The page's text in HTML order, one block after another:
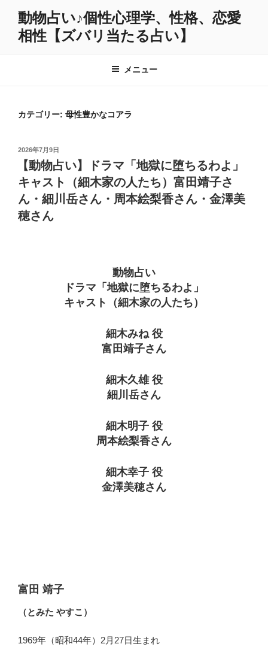
動物占い♪個性心理学、性格、恋愛
相性【ズバリ当たる占い】
メニュー
カテゴリー: 母性豊かなコアラ
投
日:
2026年7月9日
【動物占い】ドラマ「地獄に堕ちるわよ」
キャスト（細木家の人たち）富田靖子さ
ん・細川岳さん・周本絵梨香さん・金澤美
穂さん
動物占い
ドラマ「地獄に堕ちるわよ」
キャスト（細木家の人たち）
細木みね 役
富田靖子さん
細木久雄 役
細川岳さん
細木明子 役
周本絵梨香さん
細木幸子 役
金澤美穂さん
富田 靖子
（とみた やすこ）
1969年（昭和44年）2月27日生まれ